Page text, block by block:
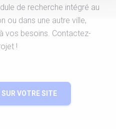
de recherche intégré au
ou dans une autre ville,
vos besoins. Contactez-
!
SUR VOTRE SITE